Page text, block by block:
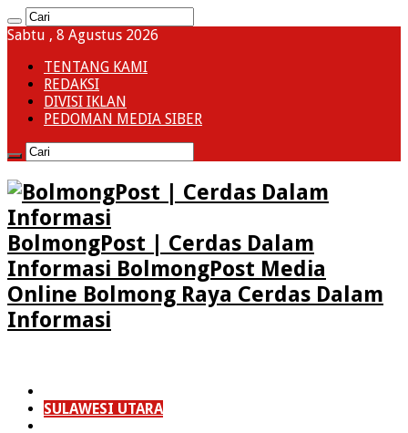
Sabtu , 8 Agustus 2026
TENTANG KAMI
REDAKSI
DIVISI IKLAN
PEDOMAN MEDIA SIBER
BolmongPost | Cerdas Dalam
Informasi BolmongPost Media
Online Bolmong Raya Cerdas Dalam
Informasi
SULAWESI UTARA